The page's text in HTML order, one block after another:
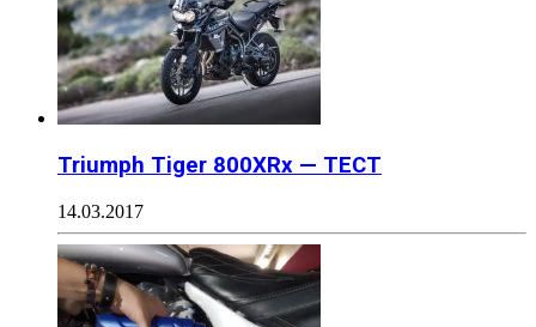
Triumph Tiger 800XRx — ТЕСТ
14.03.2017